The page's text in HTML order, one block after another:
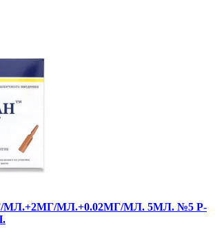
МЛ.+2МГ/МЛ.+0.02МГ/МЛ. 5МЛ. №5 Р-